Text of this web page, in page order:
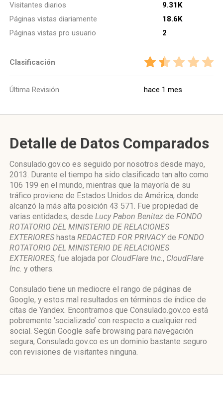
Visitantes diarios
9.31K
Páginas vistas diariamente
18.6K
Páginas vistas pro usuario
2
Clasificación
Última Revisión hace 1 mes
Detalle de Datos Comparados
Consulado.gov.co es seguido por nosotros desde mayo,
2013. Durante el tiempo ha sido clasificado tan alto como
106 199 en el mundo, mientras que la mayoría de su
tráfico proviene de Estados Unidos de América, donde
alcanzó la más alta posición 43 571. Fue propiedad de
varias entidades, desde Lucy Pabon Benitez de FONDO
ROTATORIO DEL MINISTERIO DE RELACIONES
EXTERIORES hasta REDACTED FOR PRIVACYde FONDO
ROTATORIO DEL MINISTERIO DE RELACIONES
EXTERIORES, fue alojada por CloudFlare Inc., CloudFlare
Inc. y others.
Consulado tiene un mediocre el rango de páginas de
Google, y estos mal resultados en términos de índice de
citas de Yandex. Encontramos que Consulado.gov.co está
pobremente ‘socializado’ con respecto a cualquier red
social. Según Google safe browsing para navegación
segura, Consulado.gov.co es un dominio bastante seguro
con revisiones de visitantes ninguna.